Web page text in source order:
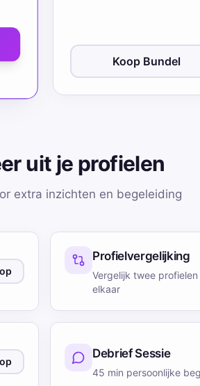
Koop Bundel
uit je profielen
extra inzichten en begeleiding
Profielvergelijking
Vergelijk twee
elkaar
Debrief Sessie
45 min persoonlijke